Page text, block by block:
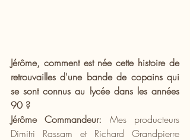
Jérôme, comment est née cette histoire de
retrouvailles d'une bande de copains qui
se sont connus au lycée dans les années
90 ?
Jérôme Commandeur: Mes producteurs
Dimitri Rassam et Richard Grandpierre